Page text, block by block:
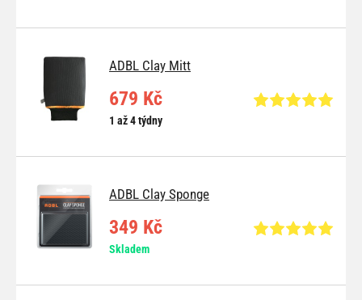
ADBL Clay Mitt
679 Kč
1 až 4 týdny
ADBL Clay Sponge
349 Kč
Skladem